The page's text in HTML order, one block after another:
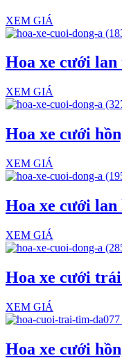
XEM GIÁ
Hoa xe cưới
XEM GIÁ
Hoa xe cưới
XEM GIÁ
Hoa xe cưới lan
XEM GIÁ
Hoa xe cưới
XEM GIÁ
Hoa xe cưới